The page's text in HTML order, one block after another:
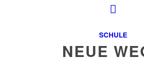
SCHULE
NEUE